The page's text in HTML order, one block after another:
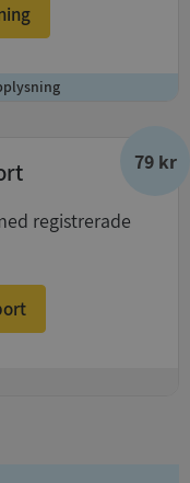
79 kr
registrerade